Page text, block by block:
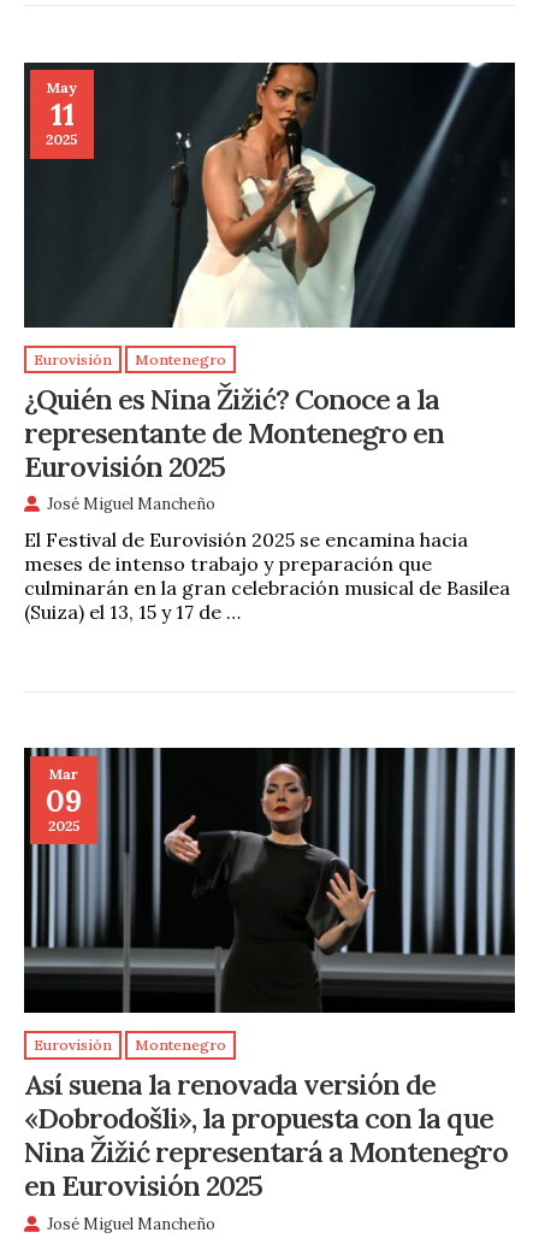
May
11
2025
Eurovisión Montenegro
¿Quién es Nina Žižić? Conoce a la
representante de Montenegro en
Eurovisión 2025
José Miguel Mancheño
El Festival de Eurovisión 2025 se encamina hacia
meses de intenso trabajo y preparación que
culminarán en la gran celebración musical de Basilea
(Suiza) el 13, 15 y 17 de …
Mar
09
2025
Eurovisión Montenegro
Así suena la renovada versión de
«Dobrodošli», la propuesta con la que
Nina Žižić representará a Montenegro
en Eurovisión 2025
José Miguel Mancheño